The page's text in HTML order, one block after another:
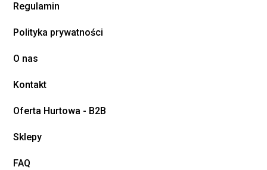
Regulamin
Polityka prywatności
O nas
Kontakt
Oferta Hurtowa - B2B
Sklepy
FAQ